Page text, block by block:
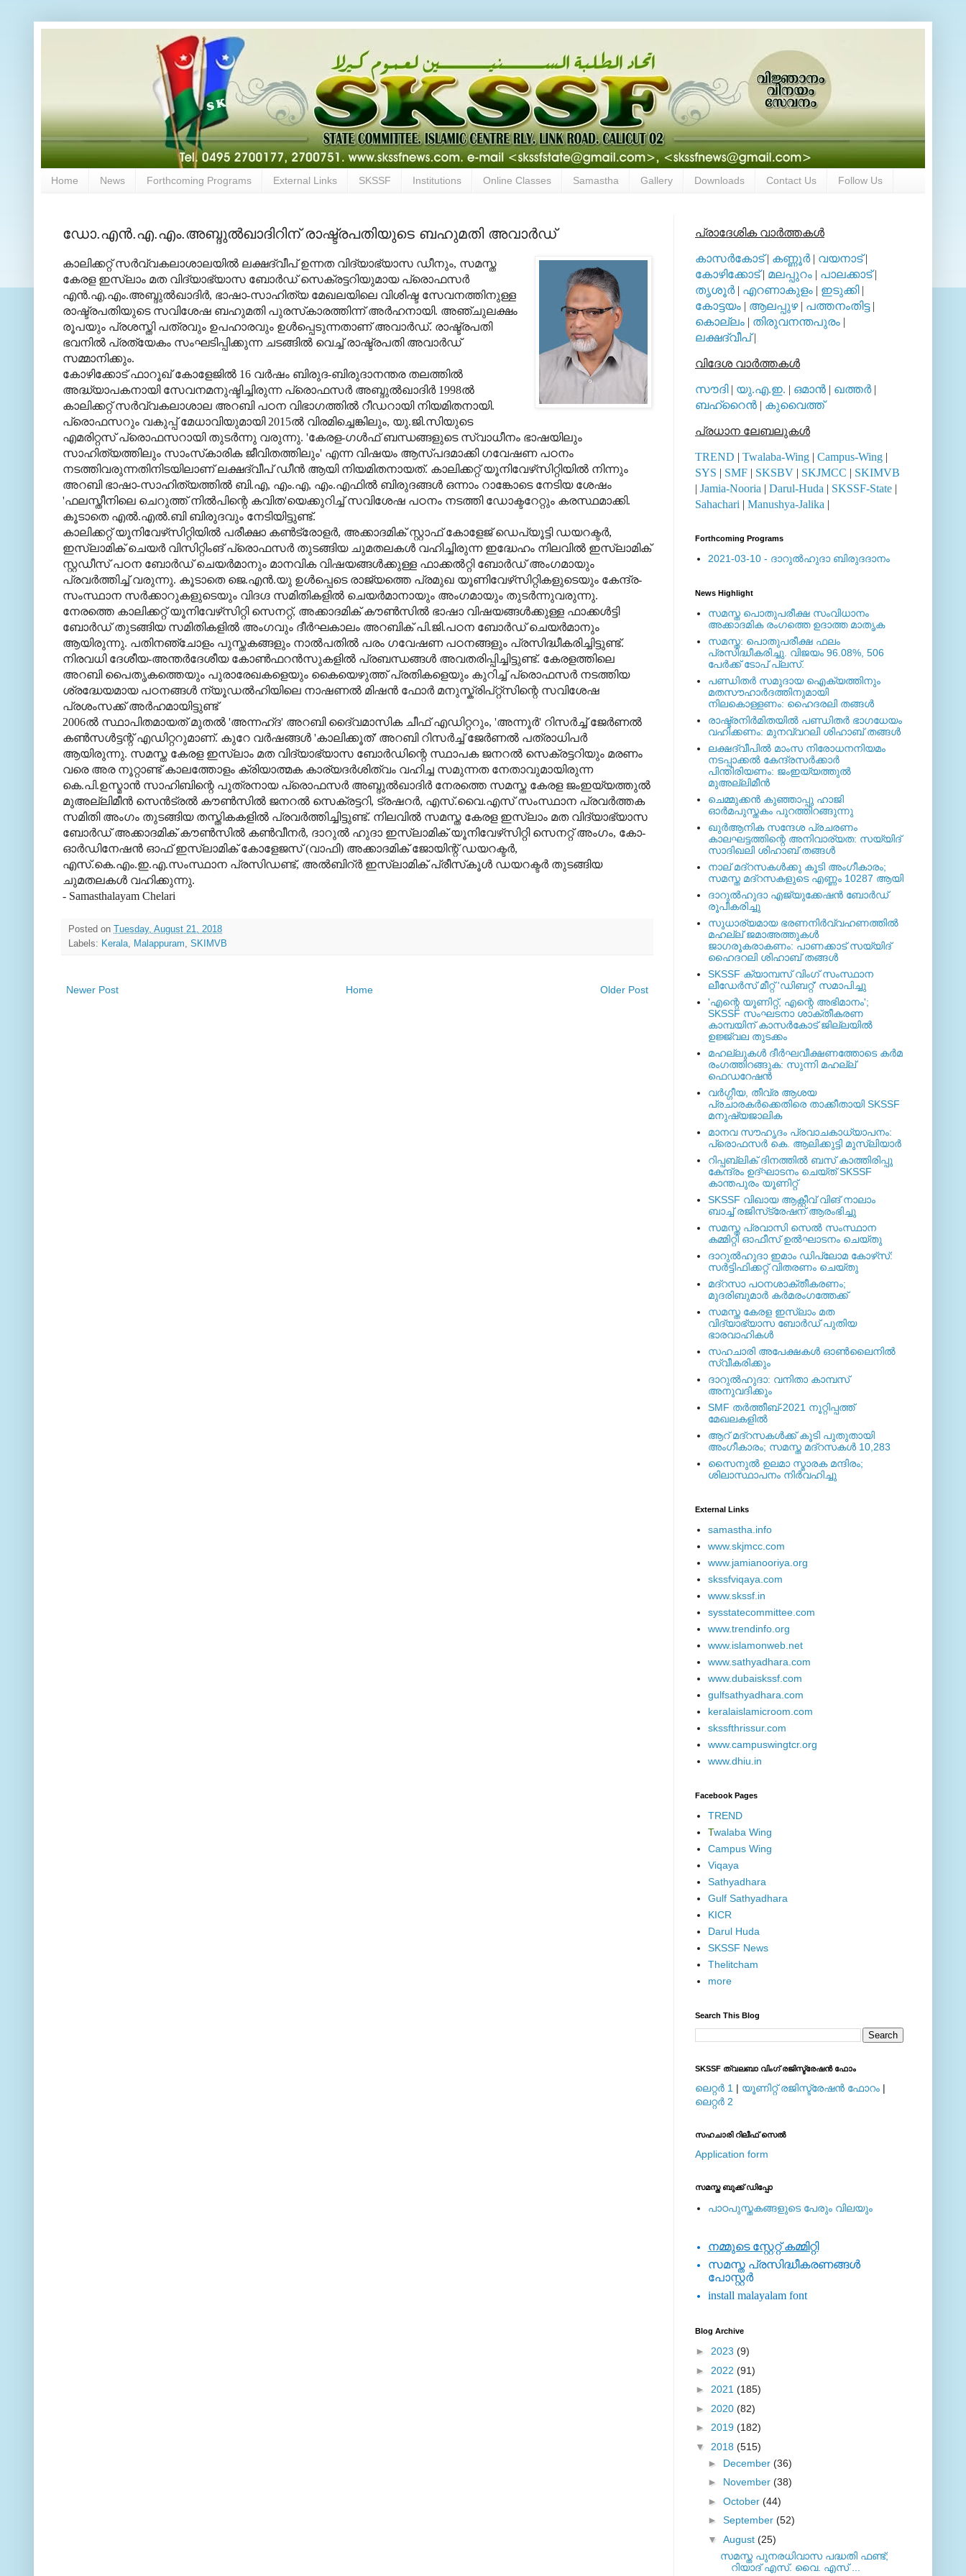
Home News Forthcoming Programs External Links SKSSF Institutions Online Classes Samastha Gallery Downloads Contact Us Follow Us
ഡോ.എന്‍.എ.എം.അബ്ദുല്‍ഖാദിറിന് രാഷ്ട്രപതിയുടെ ബഹുമതി അവാര്‍ഡ്
കാലിക്കറ്റ് സര്‍വ്വകലാശാലയില്‍ ലക്ഷദ്വീപ് ഉന്നത വിദ്യാഭ്യാസ ഡീനും, സമസ്ത
കേരള ഇസ്‌ലാം മത വിദ്യാഭ്യാസ ബോര്‍ഡ് സെക്രട്ടറിയുമായ പ്രൊഫസര്‍
എന്‍.എ.എം.അബ്ദുല്‍ഖാദിര്‍, ഭാഷാ-സാഹിത്യ മേഖലയിലെ വിശിഷ്ട സേവനത്തിനുള്ള
രാഷ്ട്രപതിയുടെ സവിശേഷ ബഹുമതി പുരസ്‌കാരത്തിന്ന് അര്‍ഹനായി. അഞ്ചുലക്ഷം
രൂപയും പ്രശസ്തി പത്രവും ഉപഹാരവും ഉള്‍പ്പെടുന്നതാണ് അവാര്‍ഡ്. രാഷ്ട്രപതി
ഭവനില്‍ പ്രത്യേകം സംഘടിപ്പിക്കുന്ന ചടങ്ങില്‍ വെച്ച് രാഷ്ട്രപതി അവാര്‍ഡ്
സമ്മാനിക്കും.
കോഴിക്കോട് ഫാറൂഖ് കോളേജില്‍ 16 വര്‍ഷം ബിരുദ-ബിരുദാനന്തര തലത്തില്‍
അദ്ധ്യാപകനായി സേവനമനുഷ്ടിച്ചിരുന്ന പ്രൊഫസര്‍ അബ്ദുല്‍ഖാദിര്‍ 1998ല്‍
കാലിക്കറ്റ് സര്‍വ്വകലാശാല അറബി പഠന വിഭാഗത്തില്‍ റീഡറായി നിയമിതനായി.
പ്രൊഫസറും വകുപ്പ് മേധാവിയുമായി 2015ല്‍ വിരമിച്ചെങ്കിലും, യു.ജി.സിയുടെ
എമരിറ്റസ് പ്രൊഫസറായി തുടര്‍ന്നു വരുന്നു. 'കേരള-ഗള്‍ഫ് ബന്ധങ്ങളുടെ സ്വാധീനം ഭാഷയിലും
സാഹിത്യത്തിലും സാംസ്‌കാരിക ജീവിതത്തിലും' എന്ന വിഷയം ആസ്പദമാക്കി ഗവേഷണ പഠനം
നടത്തിവരുന്നതിനിടയിലാണ് ലക്ഷദ്വീപ് ഡീന്‍ ആയി നിയമിതനായത്. കാലിക്കറ്റ് യൂനിവേഴ്‌സിറ്റിയില്‍ നിന്നും
അറബി ഭാഷാ-സാഹിത്യത്തില്‍ ബി.എ, എം.എ, എം.എഫില്‍ ബിരുദങ്ങള്‍ ഒന്നാം റാങ്കോടെ നേടിയ ശേഷം
'ഫലസ്തീനിലെ ചെറുത്ത് നില്‍പിന്റെ കവിത'യെക്കുറിച്ച് സവിശേഷ പഠനം നടത്തി ഡോക്ടറേറ്റും കരസ്ഥമാക്കി.
കൂടാതെ എല്‍.എല്‍.ബി ബിരുദവും നേടിയിട്ടുണ്ട്.
കാലിക്കറ്റ് യൂനിവേഴ്‌സിറ്റിയില്‍ പരീക്ഷാ കണ്‍ട്രോളര്‍, അക്കാദമിക് സ്റ്റാഫ് കോളേജ് ഡെപ്യൂട്ടി ഡയറക്ടര്‍,
ഇസ്‌ലാമിക് ചെയര്‍ വിസിറ്റിംങ് പ്രൊഫസര്‍ തുടങ്ങിയ ചുമതലകള്‍ വഹിച്ചിരുന്ന ഇദ്ധേഹം നിലവില്‍ ഇസ്‌ലാമിക്
സ്റ്റഡീസ് പഠന ബോര്‍ഡ് ചെയര്‍മാനും മാനവിക വിഷയങ്ങള്‍ക്കുള്ള ഫാക്കല്‍റ്റി ബോര്‍ഡ് അംഗമായും
പ്രവര്‍ത്തിച്ച് വരുന്നു. കൂടാതെ ജെ.എന്‍.യു ഉള്‍പ്പെടെ രാജ്യത്തെ പ്രമുഖ യൂണിവേഴ്‌സിറ്റികളുടെയും കേന്ദ്ര-
സംസ്ഥാന സര്‍ക്കാറുകളുടെയും വിദഗ്ദ സമിതികളില്‍ ചെയര്‍മാനായും അംഗമായും തുടര്‍ന്നുവരുന്നു.
നേരത്തെ കാലിക്കറ്റ് യൂനിവേഴ്‌സിറ്റി സെനറ്റ്, അക്കാദമിക് കൗണ്‍സില്‍ ഭാഷാ വിഷയങ്ങള്‍ക്കുള്ള ഫാക്കള്‍ട്ടി
ബോര്‍ഡ് തുടങ്ങിയ സമിതികളില്‍ അംഗവും ദീര്‍ഘകാലം അറബിക് പി.ജി.പഠന ബോര്‍ഡ് ചെയര്‍മാനും
ആയിരുന്നു. പതിനഞ്ചോളം പുസ്തകങ്ങളും നാല്‍പതില്‍ പരം ഗവേഷണ പഠനങ്ങളും പ്രസിദ്ധീകരിച്ചിട്ടുണ്ട്.
നിരവധി ദേശീയ-അന്തര്‍ദേശീയ കോണ്‍ഫറന്‍സുകളില്‍ പ്രബന്ധങ്ങള്‍ അവതരിപ്പിച്ചിട്ടുണ്ട്. കേരളത്തിലെ
അറബി പൈതൃകത്തെയും പുരാരേഖകളെയും കൈയെഴുത്ത് പ്രതികളെയും കുറിച്ച് പ്രൊഫസർ നടത്തിയ
ശ്രദ്ധേയമായ പഠനങ്ങൾ ന്യൂഡൽഹിയിലെ നാഷണൽ മിഷൻ ഫോർ മനുസ്ക്രിപ്റ്റ്സിന്റെ സവിശേഷ
പ്രശംസക്ക് അർഹമായിട്ടുണ്ട്
2006ല്‍ സ്ഥാപിതമായത് മുതല്‍ 'അന്നഹ്ദ' അറബി ദൈ്വമാസിക ചീഫ് എഡിറ്ററും, 'അന്നൂര്‍' റിസര്‍ച്ച് ജേര്‍ണല്‍
കണ്‍സള്‍ട്ടന്റ് എഡിറ്ററുമാണ്. കുറേ വര്‍ഷങ്ങള്‍ 'കാലിക്കൂത്' അറബി റിസർച്ച് ജേര്‍ണല്‍ പത്രാധിപര്‍
ആയിരുന്നു. സമസ്ത കേരള ഇസ്‌ലാം മത വിദ്യാഭ്യാസ ബോര്‍ഡിന്റെ സ്ഥാപക ജനറല്‍ സെക്രട്ടറിയും മരണം
വരെ അര നൂറ്റാണ്ട് കാലത്തോളം ക്രിയാത്മക കാര്യദര്‍ശിത്വം വഹിച്ച സമുന്നത നേതാവുമായിരുന്ന
കെ.പി.ഉസ്മാന്‍ സാഹിബിന്റെ പുത്രനായ പ്രൊഫസര്‍ അബ്ദുല്‍ഖാദിര്‍ നേരത്തെ സമസ്ത കേരള ജംഇയ്യത്തുല്‍
മുഅല്ലിമീന്‍ സെന്‍ട്രല്‍ കൗണ്‍സില്‍ ജനറല്‍ സെക്രട്ടറി, ട്രഷറര്‍, എസ്.വൈ.എസ് സംസ്ഥാന പ്രവര്‍ത്തക
സമിതി അംഗം തുടങ്ങിയ തസ്തികകളില്‍ പ്രവര്‍ത്തിച്ചിട്ടുണ്ട്. നിലവില്‍ സമസ്ത കേരള ഇസ്‌ലാം മത വിദ്യാഭ്യാസ
ബോര്‍ഡ് അക്കാദമിക് കൗണ്‍സില്‍ കണ്‍വീനര്‍, ദാറുല്‍ ഹുദാ ഇസ്‌ലാമിക് യൂനിവേഴ്‌സിറ്റി സെനറ്റ് അംഗം, കോ-
ഓര്‍ഡിനേഷന്‍ ഓഫ് ഇസ്‌ലാമിക് കോളേജസ് (വാഫി) അക്കാദമിക് ജോയിന്റ് ഡയറക്ടര്‍,
എസ്.കെ.എം.ഇ.എ.സംസ്ഥാന പ്രസിഡണ്ട്, അല്‍ബിറ്ര്‍ ഇസ്‌ലാമിക് പ്രീസ്‌കൂള്‍ ഡയറക്ടര്‍ തുടങ്ങിയ
ചുമതലകള്‍ വഹിക്കുന്നു.
- Samasthalayam Chelari
Posted on Tuesday, August 21, 2018
Labels: Kerala Malappuram SKIMVB
Newer Post Older Post
Home
പ്രാദേശിക വാര്‍ത്തകള്‍
കാസര്‍കോട്| കണ്ണൂര്‍| വയനാട്|
കോഴിക്കോട്| മലപ്പുറം | പാലക്കാട്|
തൃശൂര്‍| എറണാകുളം | ഇടുക്കി|
കോട്ടയം | ആലപ്പുഴ| പത്തനംതിട്ട|
കൊല്ലം | തിരുവനന്തപുരം |
ലക്ഷദ്വീപ്|
വിദേശ വാര്‍ത്തകള്‍
സൗദി| യു.എ.ഇ. | ഒമാന്‍ | ഖത്തര്‍|
ബഹ്റൈന്‍ | കുവൈത്ത്
പ്രധാന ലേബലുകള്‍
TREND | Twalaba-Wing | Campus-Wing |
SYS | SMF | SKSBV | SKJMCC | SKIMVB
| Jamia-Nooria | Darul-Huda | SKSSF-State |
Sahachari | Manushya-Jalika |
Forthcoming Programs
2021-03-10 - ദാറുല്‍ഹുദാ ബിരുദദാനം
News Highlight
സമസ്ത പൊതുപരീക്ഷ സംവിധാനം
അക്കാദമിക രംഗത്തെ ഉദാത്ത മാതൃക
സമസ്ത: പൊതുപരീക്ഷ ഫലം
പ്രസിദ്ധീകരിച്ചു. വിജയം 96.08%, 506
പേര്‍ക്ക് ടോപ് പ്ലസ്.
പണ്ഡിതര്‍ സമുദായ ഐക്യത്തിനും
മതസൗഹാര്‍ദത്തിനുമായി
നിലകൊള്ളണം: ഹൈദരലി തങ്ങള്‍
രാഷ്ട്രനിര്‍മിതയില്‍ പണ്ഡിതര്‍ ഭാഗധേയം
വഹിക്കണം: മുനവ്വറലി ശിഹാബ് തങ്ങള്‍
ലക്ഷദ്വീപില്‍ മാംസ നിരോധനനിയമം
നടപ്പാക്കല്‍ കേന്ദ്രസര്‍ക്കാര്‍
പിന്തിരിയണം: ജംഇയ്യത്തുല്‍
മുഅല്ലിമീന്‍
ചെമ്മുക്കന്‍ കുഞ്ഞാപ്പു ഹാജി
ഓര്‍മപുസ്തകം പുറത്തിറങ്ങുന്നു
ഖുര്‍ആനിക സന്ദേശ പ്രചരണം
കാലഘട്ടത്തിന്റെ അനിവാര്യത: സയ്യിദ്
സാദിഖലി ശിഹാബ് തങ്ങള്‍
നാല് മദ്‌റസകള്‍ക്കു കൂടി അംഗീകാരം;
സമസ്ത മദ്‌റസകളുടെ എണ്ണം 10287 ആയി
ദാറുല്‍ഹുദാ എജ്യുക്കേഷന്‍ ബോര്‍ഡ്
രൂപീകരിച്ചു
സുധാര്യമായ ഭരണനിര്‍വ്വഹണത്തില്‍
മഹല്ല് ജമാഅത്തുകള്‍
ജാഗരൂകരാകണം: പാണക്കാട് സയ്യിദ്
ഹൈദറലി ശിഹാബ് തങ്ങള്‍
SKSSF ക്യാമ്പസ് വിംഗ് സംസ്ഥാന
ലീഡേർസ് മീറ്റ് 'ഡിബറ്റ്' സമാപിച്ചു
'എന്റെ യൂണിറ്റ്, എന്റെ അഭിമാനം';
SKSSF സംഘടനാ ശാക്തീകരണ
കാമ്പയിന് കാസര്‍കോട് ജില്ലയില്‍
ഉജ്ജ്വല തുടക്കം
മഹല്ലുകള്‍ ദീര്‍ഘവീക്ഷണത്തോടെ കര്‍മ
രംഗത്തിറങ്ങുക: സുന്നി മഹല്ല്
ഫെഡറേഷന്‍
വര്‍ഗ്ഗീയ, തീവ്ര ആശയ
പ്രചാരകര്‍ക്കെതിരെ താക്കീതായി SKSSF
മനുഷ്യജാലിക
മാനവ സൗഹൃദം പ്രവാചകാധ്യാപനം:
പ്രൊഫസർ കെ. ആലിക്കുട്ടി മുസ്ലിയാർ
റിപ്പബ്ലിക് ദിനത്തില്‍ ബസ് കാത്തിരിപ്പു
കേന്ദ്രം ഉദ്ഘാടനം ചെയ്ത്‌ SKSSF
കാന്തപുരം യൂണിറ്റ്
SKSSF വിഖായ ആക്റ്റീവ് വിങ് നാലാം
ബാച്ച് രജിസ്‌ട്രേഷന് ആരംഭിച്ചു
സമസ്ത പ്രവാസി സെല്‍ സംസ്ഥാന
കമ്മിറ്റി ഓഫീസ് ഉല്‍ഘാടനം ചെയ്തു
ദാറുല്‍ഹുദാ ഇമാം ഡിപ്ലോമ കോഴ്‌സ്:
സര്‍ട്ടിഫിക്കറ്റ് വിതരണം ചെയ്തു
മദ്‌റസാ പഠനശാക്തീകരണം;
മുദരിബുമാര്‍ കര്‍മരംഗത്തേക്ക്
സമസ്ത കേരള ഇസ്ലാം മത
വിദ്യാഭ്യാസ ബോര്‍ഡ് പുതിയ
ഭാരവാഹികള്‍
സഹചാരി അപേക്ഷകൾ ഓൺലൈനിൽ
സ്വീകരിക്കും
ദാറുല്‍ഹുദാ: വനിതാ കാമ്പസ്
അനുവദിക്കും
SMF തര്‍ത്തീബ്-2021 നൂറ്റിപ്പത്ത്
മേഖലകളില്‍
ആറ് മദ്റസകള്‍ക്ക് കൂടി പുതുതായി
അംഗീകാരം; സമസ്ത മദ്റസകള്‍ 10,283
സൈനുല്‍ ഉലമാ സ്മാരക മന്ദിരം;
ശിലാസ്ഥാപനം നിര്‍വഹിച്ചു
External ‎Links
samastha.info
www.skjmcc.com
www.jamianooriya.org
skssfviqaya.com
www.skssf.in
sysstatecommittee.com
www.trendinfo.org
www.islamonweb.net
www.sathyadhara.com
www.dubaiskssf.com
gulfsathyadhara.com
keralaislamicroom.com
skssfthrissur.com
www.campuswingtcr.org
www.dhiu.in
Facebook Pages
TREND
Twalaba Wing
Campus Wing
Viqaya
Sathyadhara
Gulf Sathyadhara
KICR
Darul Huda
SKSSF News
Thelitcham
more
Search This Blog
SKSSF ത്വലബാ വിംഗ് രജിസ്ട്രേഷന്‍ ഫോം
ലെറ്റര്‍ 1 | യൂണിറ്റ് രജിസ്ട്രേഷന്‍ ഫോറം |
ലെറ്റര്‍ 2
സഹചാരി റിലീഫ് സെല്‍
Application form
സമസ്ത ബുക്ക് ഡിപ്പോ
പാഠപുസ്തകങ്ങളുടെ പേരും വിലയും
നമ്മുടെ സ്റ്റേറ്റ് കമ്മിറ്റി
സമസ്ത പ്രസിദ്ധീകരണങ്ങള്‍
പോസ്റ്റര്‍
install malayalam font
Blog Archive
► 2023 (9)
► 2022 (91)
► 2021 (185)
► 2020 (82)
► 2019 (182)
▼ 2018 (515)
► December (36)
► November (38)
► October (44)
► September (52)
▼ August (25)
സമസ്ത പുനരധിവാസ പദ്ധതി ഫണ്ട്;
റിയാദ് എസ്. വൈ. എസ് ...